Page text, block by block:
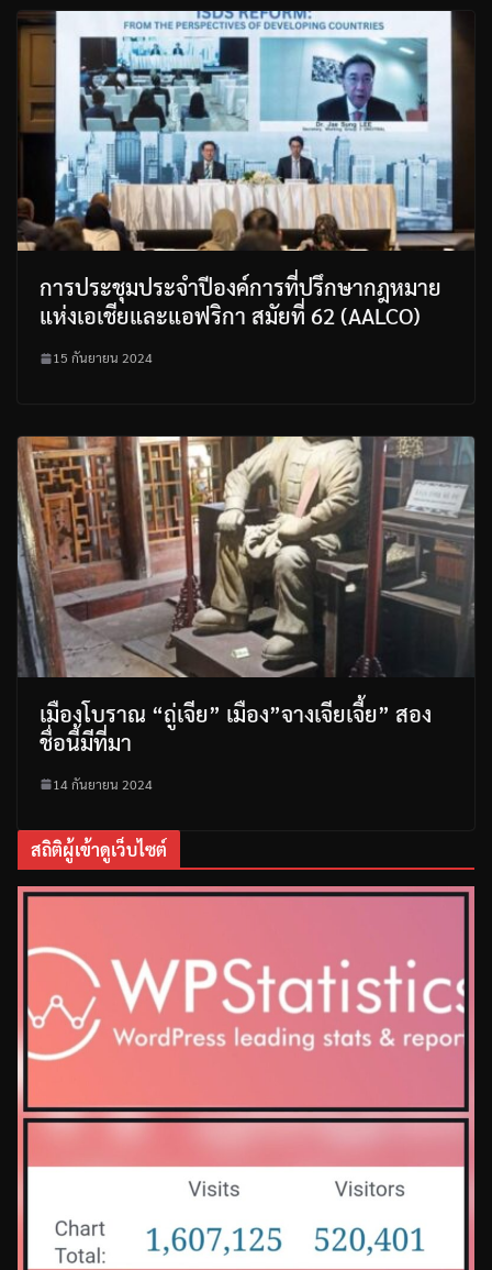
การประชุมประจำปีองค์การที่ปรึกษากฎหมาย
แห่งเอเชียและแอฟริกา สมัยที่ 62 (AALCO)
15 กันยายน 2024
เมืองโบราณ “ถู่เจีย” เมือง”จางเจียเจี้ย” สอง
ชื่อนี้มีที่มา
14 กันยายน 2024
สถิติผู้เข้าดูเว็บไซต์